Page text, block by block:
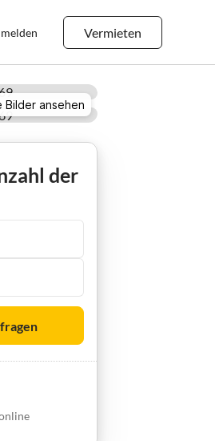
Vermieten
Bilder ansehen
der